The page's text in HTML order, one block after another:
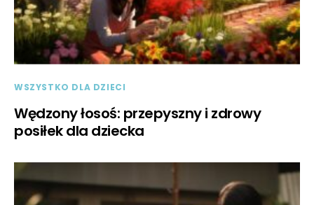
WSZYSTKO DLA DZIECI
Wędzony łosoś: przepyszny i zdrowy
posiłek dla dziecka